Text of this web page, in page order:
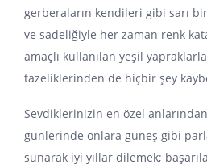
gerberaların kendileri gibi sarı
ve sadeliğiyle her zaman renk
amaçlı kullanılan yeşil
tazeliklerinden de hiçbir şey
Sevdiklerinizin en özel
günlerinde onlara güneş gibi
sunarak iyi yıllar dilemek;